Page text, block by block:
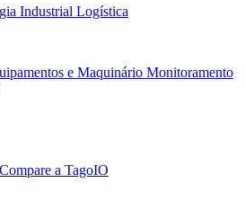
Industrial Logística
e Maquinário Monitoramento
Compare a TagoIO